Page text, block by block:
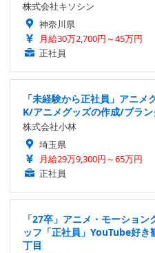
株式会社キソシン
神奈川県
月給30万2,700円～45万円
正社員
「未経験から正社員」アニ
K/アニメグッズの作成/ブラ
株式会社小林
埼玉県
月給29万9,300円～65万円
正社員
「27卒」アニメ・モーショ
ッフ「正社員」YouTube好
丁目